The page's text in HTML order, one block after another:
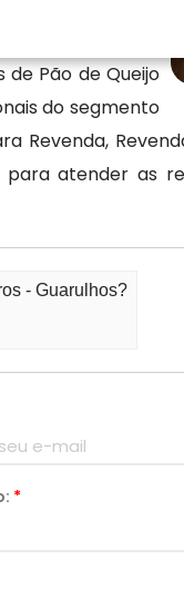
Pão de Queijo
do segmento
atender as
- Guarulhos?
*